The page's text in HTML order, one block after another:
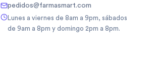
pedidos@farmasmart.com
Lunes a viernes de 8am a 9pm, sábados
de 9am a 8pm y domingo 2pm a 8pm.